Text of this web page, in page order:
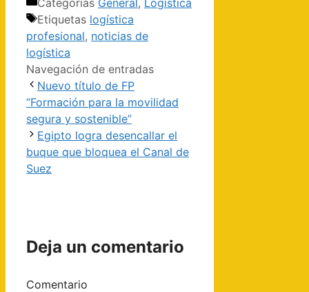
Etiquetas logística
profesional, noticias de
logística
Navegación de entradas
Nuevo título de FP
“Formación para la movilidad
segura y sostenible”
Egipto logra desencallar el
buque que bloquea el Canal de
Suez
Deja un comentario
Comentario